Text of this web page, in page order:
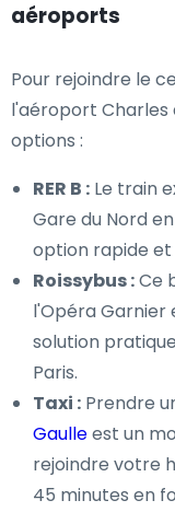
aéroports
Pour rejoindre le
l'aéroport Charles
options :
RER B : Le train
Gare du Nord
option rapide et
Roissybus :Ce
l'Opéra Garnier
solution
Paris.
Taxi : Prendre
Gaulleest un
rejoindre votre
45 minutes en